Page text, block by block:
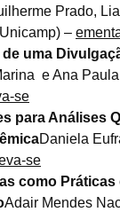
Prado,
–
uma
e Ana
se
para Análises
Daniela
se
como Práticas
Adair Mendes